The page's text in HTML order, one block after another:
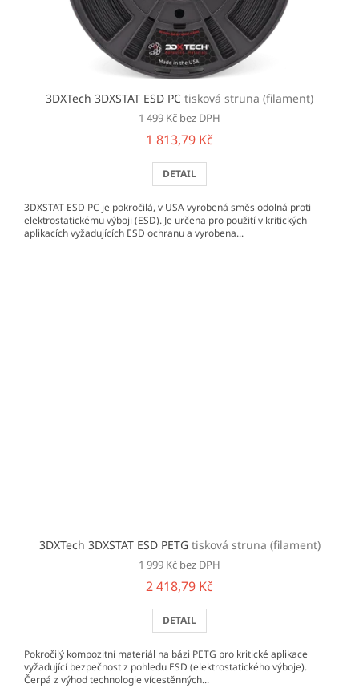
3DXTech 3DXSTAT ESD PC tisková struna (filament)
1 499 Kč bez DPH
1 813,79 Kč
DETAIL
3DXSTAT ESD PC je pokročilá, v USA vyrobená směs odolná proti
elektrostatickému výboji (ESD). Je určena pro použití v kritických
aplikacích vyžadujících ESD ochranu a vyrobena...
3DXTech 3DXSTAT ESD PETG tisková struna (filament)
1 999 Kč bez DPH
2 418,79 Kč
DETAIL
Pokročilý kompozitní materiál na bázi PETG pro kritické aplikace
vyžadující bezpečnost z pohledu ESD (elektrostatického výboje).
Čerpá z výhod technologie vícestěnných...